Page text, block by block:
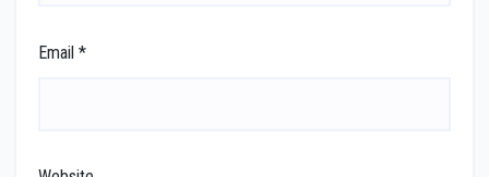
Email *